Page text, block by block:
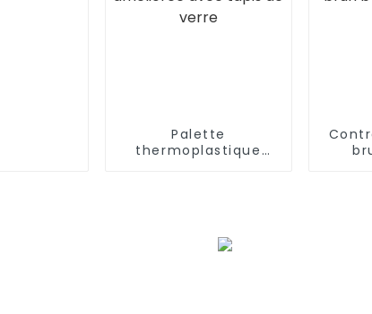
Palette
thermoplastique